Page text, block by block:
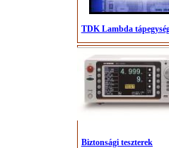
TDK Lambda
Biztonsági teszterek